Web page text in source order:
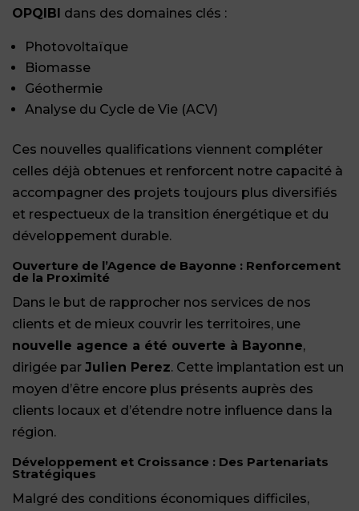
OPQIBI dans des domaines clés :
Photovoltaïque
Biomasse
Géothermie
Analyse du Cycle de Vie (ACV)
Ces nouvelles qualifications viennent compléter
celles déjà obtenues et renforcent notre capacité à
accompagner des projets toujours plus diversifiés
et respectueux de la transition énergétique et du
développement durable.
Ouverture de l’Agence de Bayonne : Renforcement
de la Proximité
Dans le but de rapprocher nos services de nos
clients et de mieux couvrir les territoires, une
nouvelle agence a été ouverte à Bayonne,
dirigée par Julien Perez. Cette implantation est un
moyen d’être encore plus présents auprès des
clients locaux et d’étendre notre influence dans la
région.
Développement et Croissance : Des Partenariats
Stratégiques
Malgré des conditions économiques difficiles,